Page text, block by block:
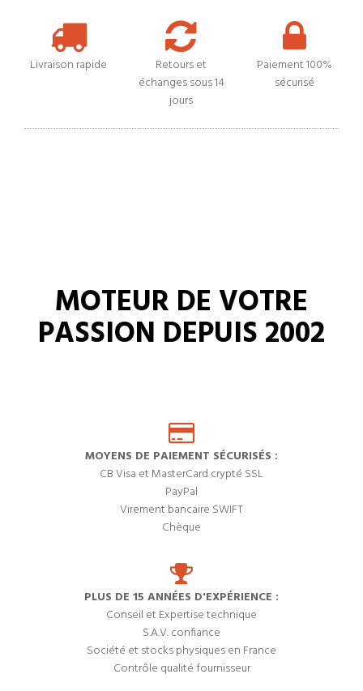
Livraison rapide
Retours et
échanges sous 14
jours
Paiement 100%
sécurisé
MOTEUR DE VOTRE
PASSION DEPUIS 2002
MOYENS DE PAIEMENT SÉCURISÉS :
CB Visa et MasterCard crypté SSL
PayPal
Virement bancaire SWIFT
Chèque
PLUS DE 15 ANNÉES D'EXPÉRIENCE :
Conseil et Expertise technique
S.A.V. confiance
Société et stocks physiques en France
Contrôle qualité fournisseur